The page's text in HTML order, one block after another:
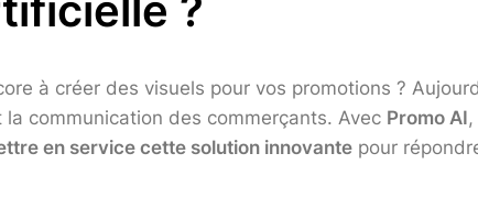
à créer des visuels pour vos promotions ?
communication des commerçants. Avec Promo AI
en service cette solution innovante pour